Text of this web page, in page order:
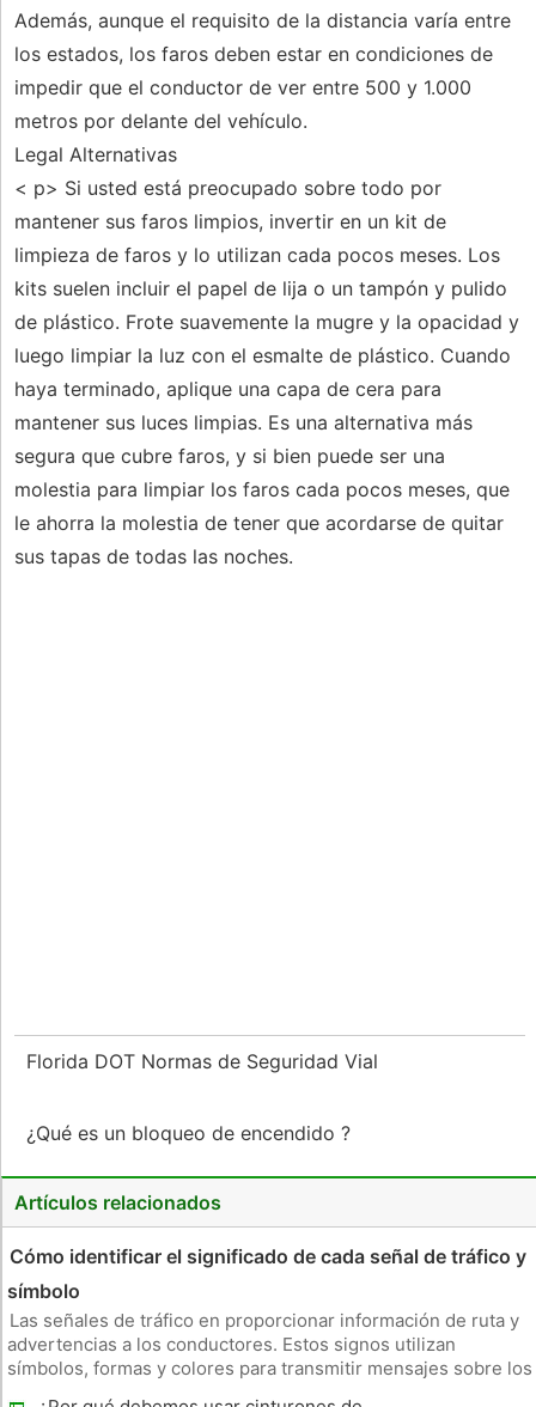
Además, aunque el requisito de la distancia varía entre
los estados, los faros deben estar en condiciones de
impedir que el conductor de ver entre 500 y 1.000
metros por delante del vehículo.
Legal Alternativas
< p> Si usted está preocupado sobre todo por
mantener sus faros limpios, invertir en un kit de
limpieza de faros y lo utilizan cada pocos meses. Los
kits suelen incluir el papel de lija o un tampón y pulido
de plástico. Frote suavemente la mugre y la opacidad y
luego limpiar la luz con el esmalte de plástico. Cuando
haya terminado, aplique una capa de cera para
mantener sus luces limpias. Es una alternativa más
segura que cubre faros, y si bien puede ser una
molestia para limpiar los faros cada pocos meses, que
le ahorra la molestia de tener que acordarse de quitar
sus tapas de todas las noches.
Florida DOT Normas de Seguridad Vial
¿Qué es un bloqueo de encendido ?
Artículos relacionados
Cómo identificar el significado de cada señal de tráfico y
símbolo
Las señales de tráfico en proporcionar información de ruta y
advertencias a los conductores. Estos signos utilizan
símbolos, formas y colores para transmitir mensajes sobre los